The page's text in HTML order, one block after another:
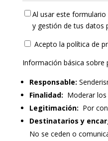
Al usar este
y gestión de tus datos
Acepto la política de
Información básica sobre
Responsable:
Finalidad: Moderar
Legitimación: Por
Destinatarios y
No se ceden o